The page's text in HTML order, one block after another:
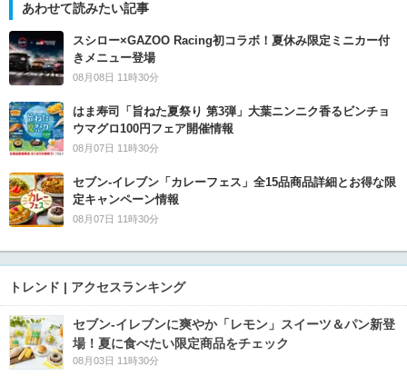
あわせて読みたい記事
スシロー×GAZOO Racing初コラボ！夏休み限定ミニカー付
きメニュー登場
08月08日 11時30分
はま寿司「旨ねた夏祭り 第3弾」大葉ニンニク香るビンチョ
ウマグロ100円フェア開催情報
08月07日 11時30分
セブン‐イレブン「カレーフェス」全15品商品詳細とお得な限
定キャンペーン情報
08月07日 11時30分
トレンド | アクセスランキング
セブン‐イレブンに爽やか「レモン」スイーツ＆パン新登
場！夏に食べたい限定商品をチェック
08月03日 11時30分